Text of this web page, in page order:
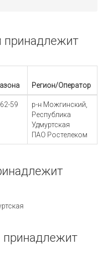
Регион/Оператор
59
р-н Можгинский,
Республика
Удмуртская
ПАО Ростелеком